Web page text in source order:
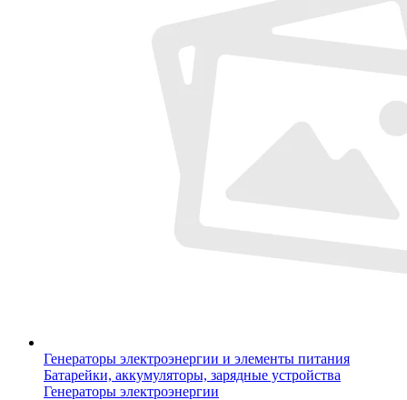
Генераторы электроэнергии и элементы питания
Батарейки, аккумуляторы, зарядные устройства
Генераторы электроэнергии